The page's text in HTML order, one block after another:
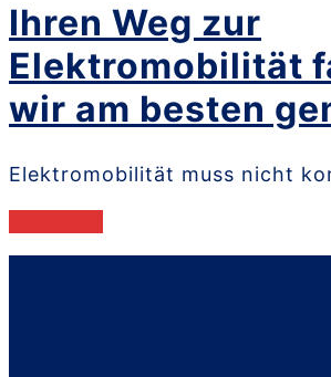
Ihren Weg zur
Elektromobilität
wir am besten
Elektromobilität muss nicht